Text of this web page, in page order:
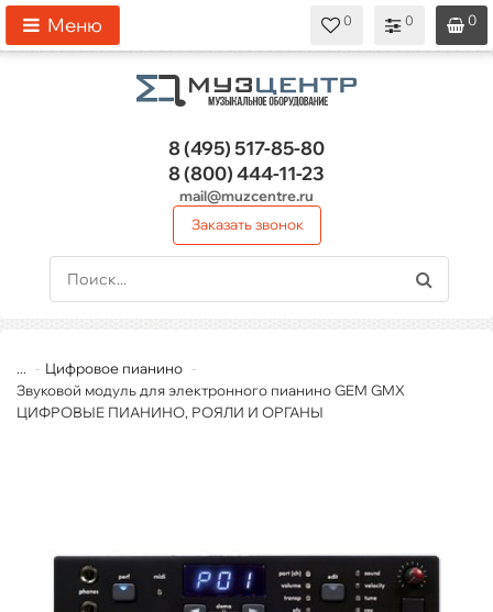
0
0
0
Меню
8 (495)517-85-80
8 (800)444-11-23
mail@muzcentre.ru
Заказать звонок
...
Цифровое пианино
Звуковой модуль для электронного пианино GEM GMX
ЦИФРОВЫЕ ПИАНИНО, РОЯЛИ И ОРГАНЫ